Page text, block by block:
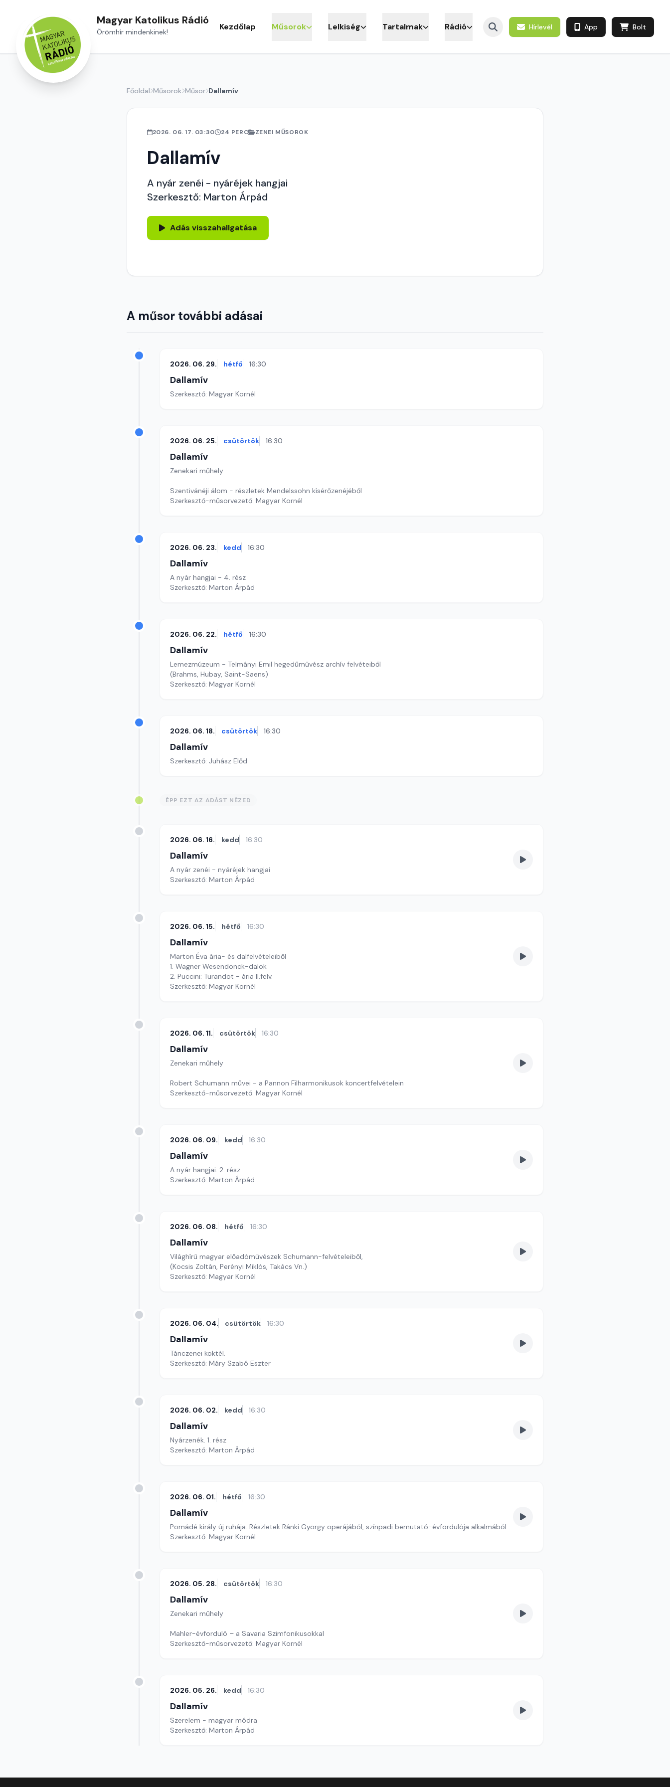
Magyar Katolikus Rádió
Örömhír mindenkinek! Kezdőlap Műsorok Lelkiség Tartalmak Rádió Hírlevél App Bolt
Főoldal Műsorok Műsor Dallamív
2026. 06. 17. 03:30 24 PERC ZENEI MŰSOROK
Dallamív
A nyár zenéi - nyáréjek hangjai
Szerkesztő: Marton Árpád
Adás visszahallgatása
A műsor további adásai
2026. 06. 29. hétfő 16:30
Dallamív
Szerkesztő: Magyar Kornél
2026. 06. 25. csütörtök 16:30
Dallamív
Zenekari műhely
Szentivánéji álom - részletek Mendelssohn kísérőzenéjéből
Szerkesztő-műsorvezető: Magyar Kornél
2026. 06. 23. kedd 16:30
Dallamív
A nyár hangjai - 4. rész
Szerkesztő: Marton Árpád
2026. 06. 22. hétfő 16:30
Dallamív
Lemezmúzeum - Telmányi Emil hegedűművész archív felvéteiből
(Brahms, Hubay, Saint-Saens)
Szerkesztő: Magyar Kornél
2026. 06. 18. csütörtök 16:30
Dallamív
Szerkesztő: Juhász Előd
ÉPP EZT AZ ADÁST NÉZED
2026. 06. 16. kedd 16:30
Dallamív
A nyár zenéi - nyáréjek hangjai
Szerkesztő: Marton Árpád
2026. 06. 15. hétfő 16:30
Dallamív
Marton Éva ária- és dalfelvételeiből
1. Wagner Wesendonck-dalok
2. Puccini: Turandot - ária II.felv.
Szerkesztő: Magyar Kornél
2026. 06. 11. csütörtök 16:30
Dallamív
Zenekari műhely
Robert Schumann művei - a Pannon Filharmonikusok koncertfelvételein
Szerkesztő-műsorvezető: Magyar Kornél
2026. 06. 09. kedd 16:30
Dallamív
A nyár hangjai. 2. rész
Szerkesztő: Marton Árpád
2026. 06. 08. hétfő 16:30
Dallamív
Világhírű magyar előadóművészek Schumann-felvételeiből,
(Kocsis Zoltán, Perényi Miklós, Takács Vn.)
Szerkesztő: Magyar Kornél
2026. 06. 04. csütörtök 16:30
Dallamív
Tánczenei koktél.
Szerkesztő: Máry Szabó Eszter
2026. 06. 02. kedd 16:30
Dallamív
Nyárzenék. 1. rész
Szerkesztő: Marton Árpád
2026. 06. 01. hétfő 16:30
Dallamív
Pomádé király új ruhája. Részletek Ránki György operájából, színpadi bemutató-évfordulója alkalmából
Szerkesztő: Magyar Kornél
2026. 05. 28. csütörtök 16:30
Dallamív
Zenekari műhely
Mahler-évforduló – a Savaria Szimfonikusokkal
Szerkesztő-műsorvezető: Magyar Kornél
2026. 05. 26. kedd 16:30
Dallamív
Szerelem - magyar módra
Szerkesztő: Marton Árpád